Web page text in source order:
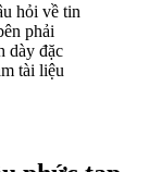
hỏi về tin
phải
dày đặc
tài liệu